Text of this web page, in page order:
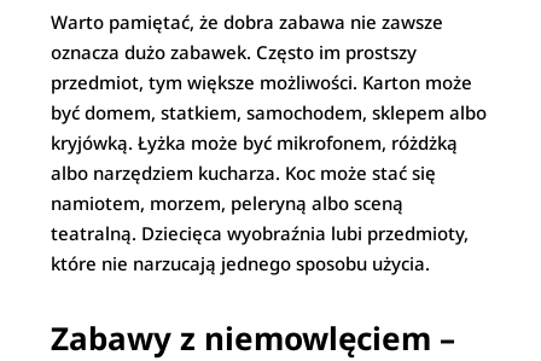
Warto pamiętać, że dobra zabawa nie zawsze
oznacza dużo zabawek. Często im prostszy
przedmiot, tym większe możliwości. Karton może
być domem, statkiem, samochodem, sklepem albo
kryjówką. Łyżka może być mikrofonem, różdżką
albo narzędziem kucharza. Koc może stać się
namiotem, morzem, peleryną albo sceną
teatralną. Dziecięca wyobraźnia lubi przedmioty,
które nie narzucają jednego sposobu użycia.
Zabawy z niemowlęciem –